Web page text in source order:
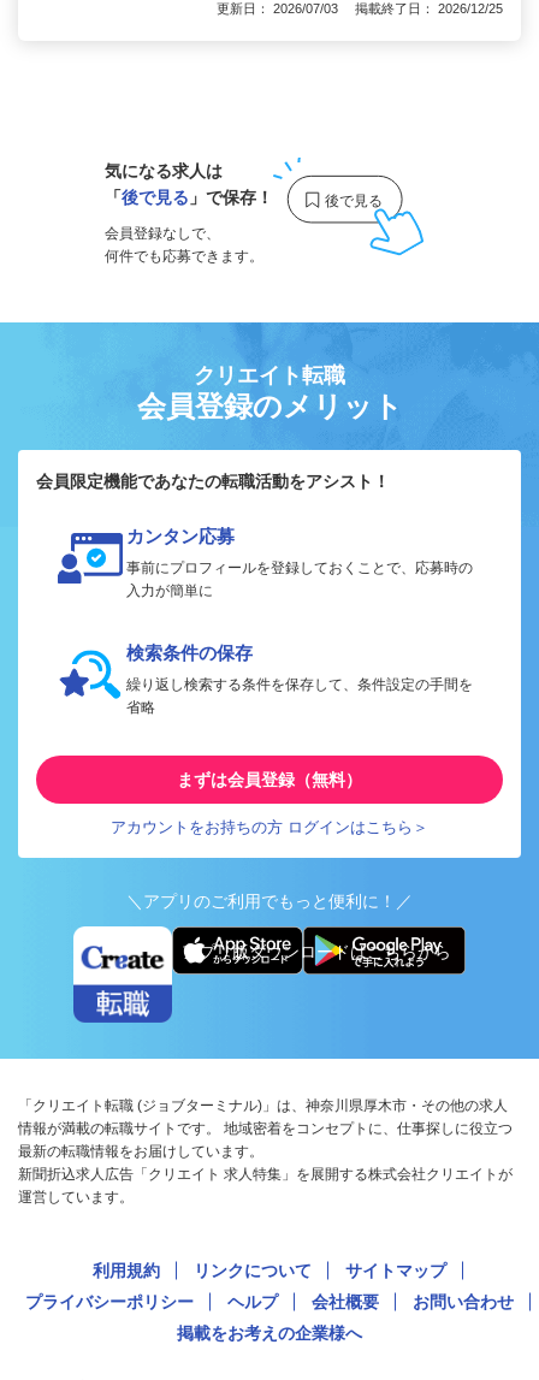
更新日： 2026/07/03 掲載終了日： 2026/12/25
気になる求人は
「後で見る 」で保存！
会員登録なしで、
何件でも応募できます。
クリエイト転職
会員登録のメリット
会員限定機能であなたの転職活動をアシスト！
カンタン応募
事前にプロフィールを登録しておくことで、応募時の
入力が簡単に
検索条件の保存
繰り返し検索する条件を保存して、条件設定の手間を
省略
まずは会員登録（無料）
アカウントをお持ちの方 ログインはこちら＞
＼アプリのご利用でもっと便利に！／
アプリ版ダウンロードはこちらから
「クリエイト転職 (ジョブターミナル)」は、神奈川県厚木市・その他の求人
情報が満載の転職サイトです。 地域密着をコンセプトに、仕事探しに役立つ
最新の転職情報をお届けしています。
新聞折込求人広告「クリエイト 求人特集」を展開する株式会社クリエイトが
運営しています。
利用規約 リンクについて
サイトマップ
プライバシーポリシー
ヘルプ 会社概要
お問い合わせ
掲載をお考えの企業様へ